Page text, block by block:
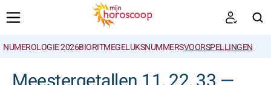
NUMEROLOGIE 2026BIORITMEGELUKSNUMMERSVOORSPELLINGEN